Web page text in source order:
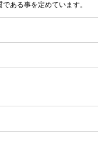
ある事を定めています。